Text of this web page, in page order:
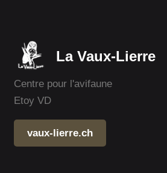
La Vaux-Lierre
Centre pour l'avifaune
Etoy VD
vaux-lierre.ch